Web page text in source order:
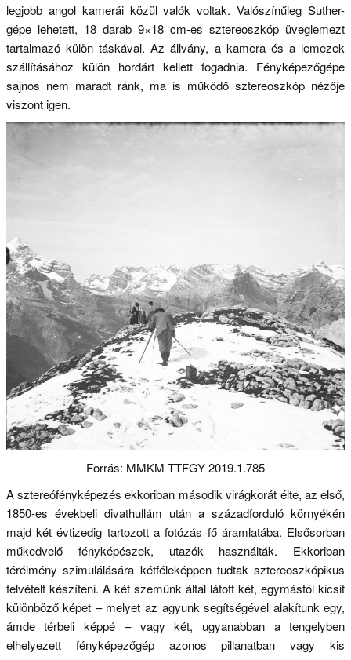
legjobb angol kamerái közül valók voltak. Valószínűleg Suther-
gépe lehetett, 18 darab 9×18 cm-es sztereoszkóp üveglemezt
tartalmazó külön táskával. Az állvány, a kamera és a lemezek
szállításához külön hordárt kellett fogadnia. Fényképezőgépe
sajnos nem maradt ránk, ma is működő sztereoszkóp nézője
viszont igen.
Forrás: MMKM TTFGY 2019.1.785
A sztereófényképezés ekkoriban második virágkorát élte, az első,
1850-es évekbeli divathullám után a századforduló környékén
majd két évtizedig tartozott a fotózás fő áramlatába. Elsősorban
műkedvelő fényképészek, utazók használták. Ekkoriban
térélmény szimulálására kétféleképpen tudtak sztereoszkópikus
felvételt készíteni. A két szemünk által látott két, egymástól kicsit
különböző képet – melyet az agyunk segítségével alakítunk egy,
ámde térbeli képpé – vagy két, ugyanabban a tengelyben
elhelyezett fényképezőgép azonos pillanatban vagy kis